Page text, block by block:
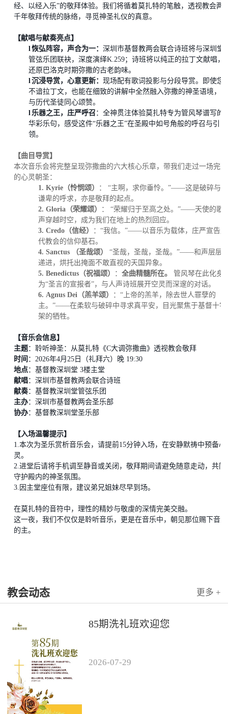
经、以经入乐”的敬拜体验。我们将循着莫扎特的笔触，透视教会两
千年敬拜传统的脉络，寻觅神圣礼仪的真意。
【献唱与献奏亮点】
l恢弘阵容，声合为一： 深圳市基督教两会联合诗班将与深圳堂
管弦乐团联袂，深度演绎K.259； 诗班将以纯正的拉丁文献唱，
还原巴洛克时期弥撒的古老韵味。
l沉浸导赏，心意更新： 现场配有歌词投影与分段导赏。即使您
不谙拉丁文，也能在细致的讲解中全然融入弥撒的神圣语境，
与历代圣徒同心颂赞。
l乐器之王，庄严呼召 ：全神贯注体验莫扎特专为管风琴谱写的
华彩乐句，感受这件“乐器之王”在圣殿中如号角般的呼召与引
领。
【曲目导赏】
本次音乐会将完整呈现弥撒曲的六大核心乐章，带我们走过一场完整
的心灵朝圣：
1. Kyrie（怜悯颂） ：
“主啊，求你垂怜。”——这是破碎与
谦卑的呼求，亦是敬拜的起点。
2. Gloria（荣耀颂） ：
“荣耀归于至高之处。”——天使的歌
声穿越时空，成为我们在地上的热烈回应。
3. Credo（信经） ： “我信。”——以音乐为载体，庄严宣告历
代教会的信仰基石。
4. Sanctus （圣哉颂）
“圣哉，圣哉，圣哉。”——和声层层
递进，烘托出掩面不敢直视的天国异象。
5. Benedictus（祝福颂） ： 全曲精髓所在。
管风琴在此化身
为“圣言的宣报者”，与人声诗班展开空灵而深邃的对话。
6. Agnus Dei（羔羊颂） ： “上帝的羔羊，除去世人罪孽的
主。 ”——在柔软与破碎中寻求真平安，目光聚焦于基督十字
架的牺牲。
【音乐会信息】
主题：聆听神圣：从莫扎特《C大调弥撒曲》透视教会敬拜
时间 ： 2026年4月25日（礼拜六）晚 19:30
地点：基督教深圳堂 3楼主堂
献唱：深圳市基督教两会联合诗班
献奏：基督教深圳堂管弦乐团
主办：深圳市基督教两会圣乐部
协办：基督教深圳堂圣乐部
【入场温馨提示】
1.本次为圣乐赏析音乐会，请提前15分钟入场，在安静默祷中预备心
灵。
2.进堂后请将手机调至静音或关闭，敬拜期间请避免随意走动，共同
守护殿内的神圣氛围。
3. 因主堂座位有限，建议弟兄姐妹尽早到场。
在莫扎特的音符中，理性的精妙与敬虔的深情完美交融。
这一夜，我们不仅仅是聆听音乐，更是在音乐中，朝见那位赐下音乐
的主。
教会动态 更多 +
85期洗礼班欢迎您
2026-07-29